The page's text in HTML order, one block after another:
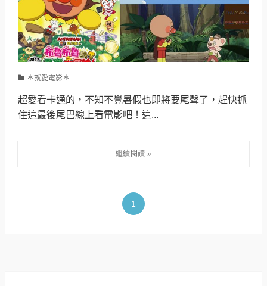
＊就愛電影＊
超愛看卡通的，不知不覺暑假也即將要尾聲了，趕快抓
住這最後尾巴線上看電影吧！這...
1